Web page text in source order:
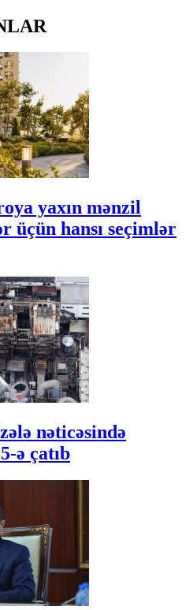
yaxın mənzil
üçün hansı seçimlər
nəticəsində
ə çatıb